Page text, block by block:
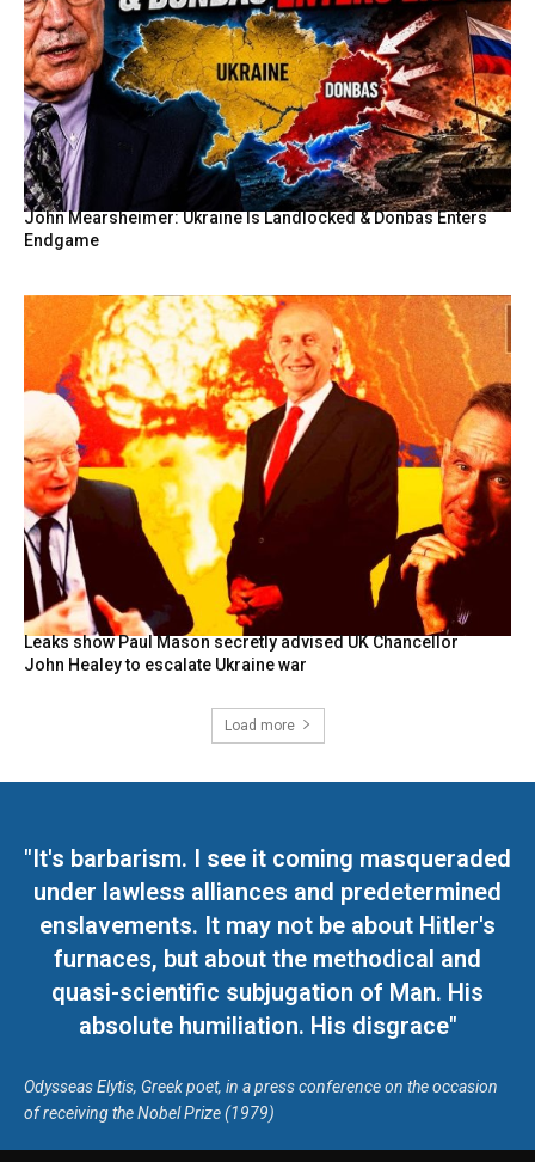
John Mearsheimer: Ukraine Is Landlocked & Donbas Enters
Endgame
Leaks show Paul Mason secretly advised UK Chancellor
John Healey to escalate Ukraine war
Load more
"It's barbarism. I see it coming masqueraded
under lawless alliances and predetermined
enslavements. It may not be about Hitler's
furnaces, but about the methodical and
quasi-scientific subjugation of Man. His
absolute humiliation. His disgrace"
Odysseas Elytis, Greek poet, in a press conference on the occasion
of receiving the Nobel Prize (1979)